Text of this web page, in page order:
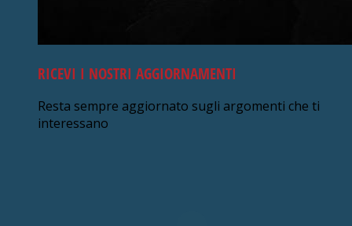
RICEVI I NOSTRI AGGIORNAMENTI
Resta sempre aggiornato sugli argomenti che ti
interessano